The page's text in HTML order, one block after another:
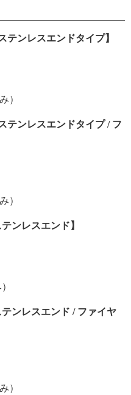
テンレスエンドタイプ】
）
テンレスエンドタイプ / フ
）
ンレスエンド】
ンレスエンド / ファイヤ
）